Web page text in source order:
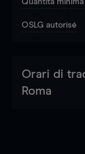
OSLG autorisé
Orari di
Roma